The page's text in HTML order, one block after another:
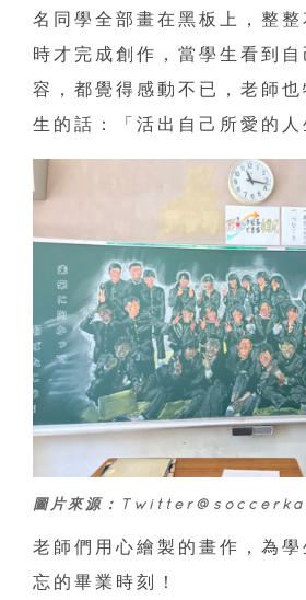
名同學全部畫在黑板上，整
時才完成創作，當學生看到
容，都覺得感動不已，老師
生的話：「活出自己所愛的人
圖片來源：
老師們用心繪製的畫作，為
忘的畢業時刻！